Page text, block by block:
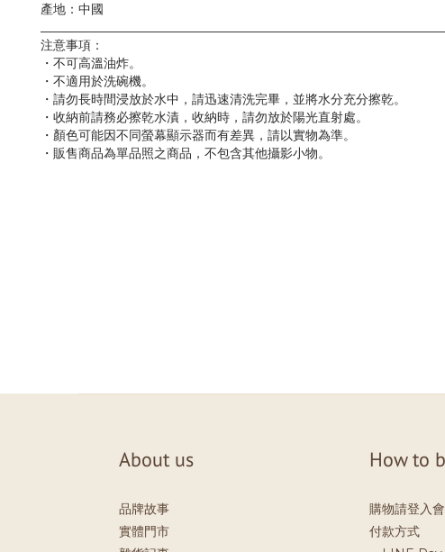
產地：中國
注意事項：
・不可高溫油炸。
・不適用於洗碗機。
・請勿長時間浸放於水中，請迅速清洗完畢，並將水分充分擦乾。
・收納前請務必擦乾水漬，收納時，請勿放於陽光直射處。
・顏色可能因不同螢幕顯示器而有差異，請以實物為準。
・販售商品為單品照之商品，不包含其他攝影小物。
About us
品牌故事
實體門市
How to
購物請登入
付款方式